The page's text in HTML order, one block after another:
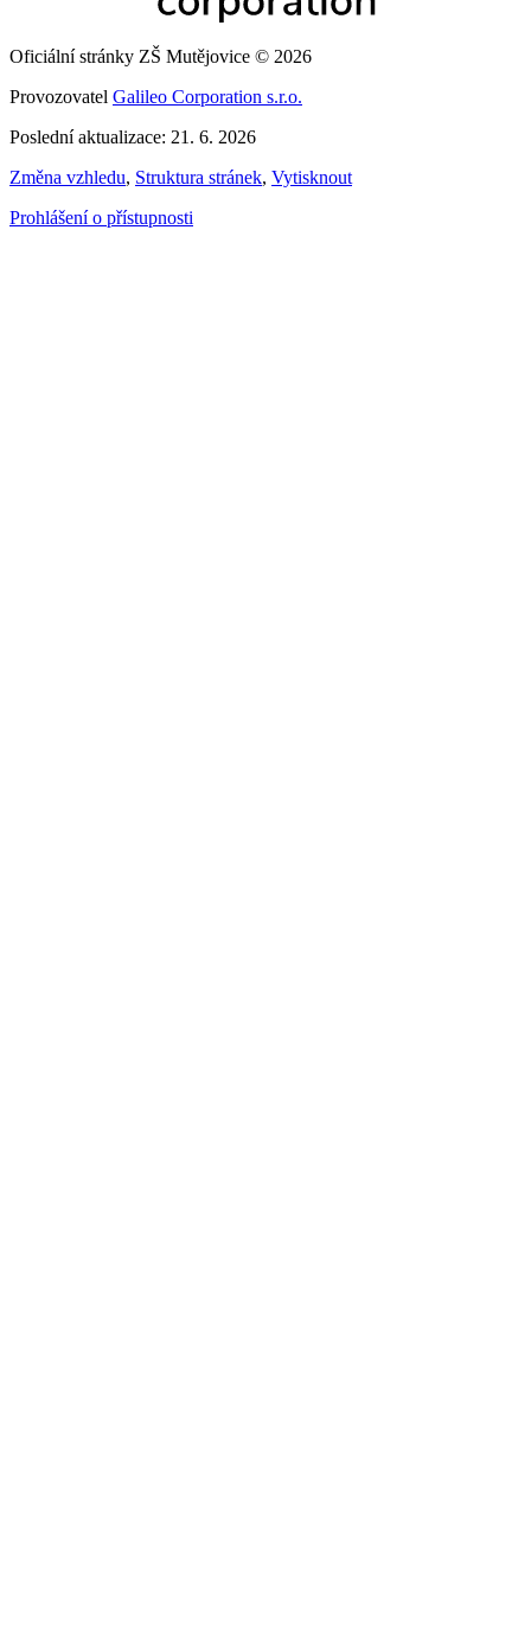
Oficiální stránky ZŠ Mutějovice © 2026
Provozovatel Galileo Corporation s.r.o.
Poslední aktualizace: 21. 6. 2026
Změna vzhledu, Struktura stránek, Vytisknout
Prohlášení o přístupnosti